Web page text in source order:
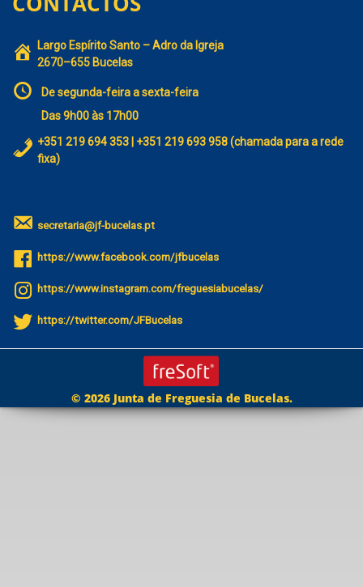
Largo Espírito Santo – Adro da Igreja
2670–655 Bucelas
De segunda-feira a sexta-feira
Das 9h00 às 17h00
+351 219 694 353 | +351 219 693 958 (chamada para a rede
fixa)
secretaria@jf-bucelas.pt
https://www.facebook.com/jfbucelas
https://www.instagram.com/freguesiabucelas/
https://twitter.com/JFBucelas
© 2026 Junta de Freguesia de Bucelas.